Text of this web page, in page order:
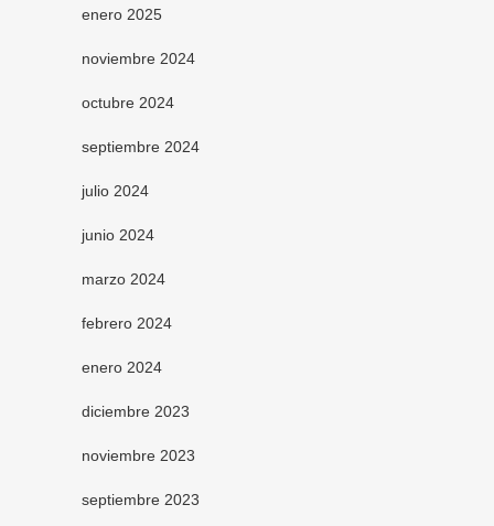
enero 2025
noviembre 2024
octubre 2024
septiembre 2024
julio 2024
junio 2024
marzo 2024
febrero 2024
enero 2024
diciembre 2023
noviembre 2023
septiembre 2023